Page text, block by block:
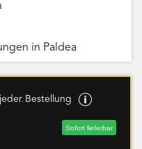
in Paldea
Bestellung
Sofort lieferbar